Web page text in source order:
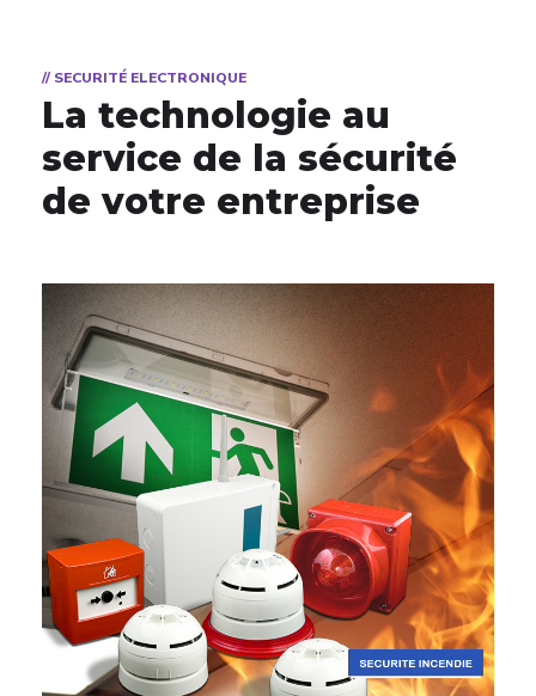
// SECURITÉ ELECTRONIQUE
La technologie au
service de la sécurité
de votre entreprise